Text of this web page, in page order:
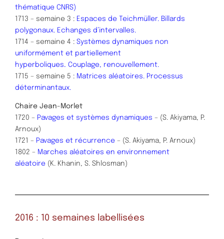
thématique CNRS)
1713 – semaine 3 : Espaces de Teichmüller. Billards
polygonaux. Echanges d’intervalles.
1714 – semaine 4 : Systèmes dynamiques non
uniformément et partiellement
hyperboliques. Couplage, renouvellement.
1715 – semaine 5 : Matrices aléatoires. Processus
déterminantaux.
Chaire Jean-Morlet
1720 – Pavages et systèmes dynamiques – (S. Akiyama, P.
Arnoux)
1721 – Pavages et récurrence – (S. Akiyama, P. Arnoux)
1802 – Marches aléatoires en environnement
aléatoire (K. Khanin, S. Shlosman)
2016 : 10 semaines labellisées